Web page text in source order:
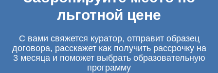
льготной цене
С вами свяжется куратор, отправит образец
договора, расскажет как получить рассрочку на
3 месяца и поможет выбрать образовательную
программу